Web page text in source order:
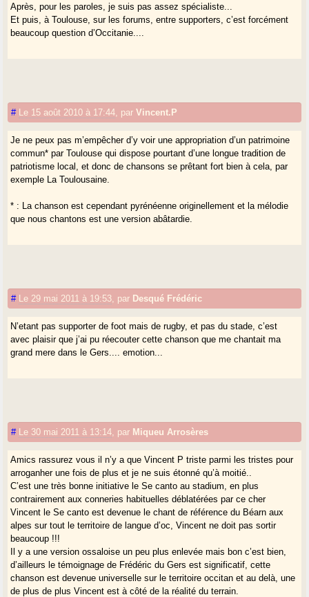
Après, pour les paroles, je suis pas assez spécialiste...
Et puis, à Toulouse, sur les forums, entre supporters, c’est forcément
beaucoup question d’Occitanie....
# Le 15 août 2010 à 17:44 parVincent.P
Je ne peux pas m’empêcher d’y voir une appropriation d’un patrimoine
commun* par Toulouse qui dispose pourtant d’une longue tradition de
patriotisme local, et donc de chansons se prêtant fort bien à cela, par
exemple La Toulousaine.
* : La chanson est cependant pyrénéenne originellement et la mélodie
que nous chantons est une version abâtardie.
# Le 29 mai 2011 à 19:53 par Desqué Frédéric
N’etant pas supporter de foot mais de rugby, et pas du stade, c’est
avec plaisir que j’ai pu réecouter cette chanson que me chantait ma
grand mere dans le Gers.... emotion...
# Le 30 mai 2011 à 13:14 par Miqueu Arrosères
Amics rassurez vous il n’y a que Vincent P triste parmi les tristes pour
arroganher une fois de plus et je ne suis étonné qu’à moitié..
C’est une très bonne initiative le Se canto au stadium, en plus
contrairement aux conneries habituelles déblatérées par ce cher
Vincent le Se canto est devenue le chant de référence du Béarn aux
alpes sur tout le territoire de langue d’oc, Vincent ne doit pas sortir
beaucoup !!!
Il y a une version ossaloise un peu plus enlevée mais bon c’est bien,
d’ailleurs le témoignage de Frédéric du Gers est significatif, cette
chanson est devenue universelle sur le territoire occitan et au delà, une
de plus de plus Vincent est à côté de la réalité du terrain.